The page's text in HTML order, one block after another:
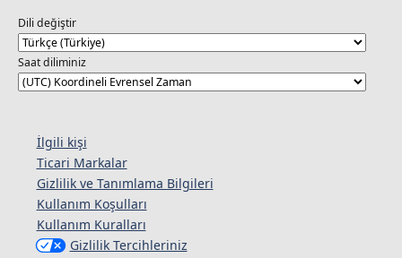
Dili değiştir
Saat diliminiz
İlgili kişi
Ticari Markalar
Gizlilik ve Tanımlama Bilgileri
Kullanım Koşulları
Kullanım Kuralları
Gizlilik Tercihleriniz